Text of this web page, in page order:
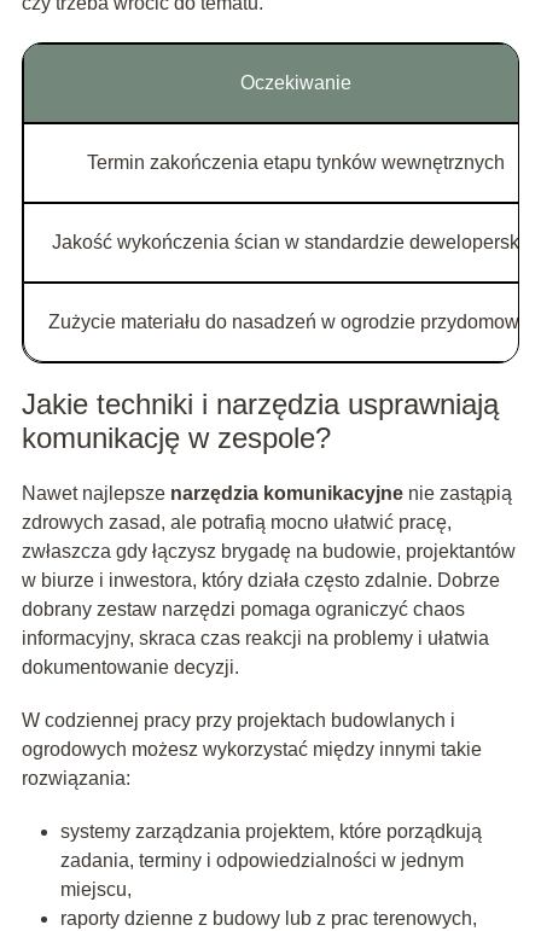
Oczekiwanie
Termin zakończenia etapu tynków wewnętrznych
Jakość wykończenia ścian w standardzie deweloperskim
Zużycie materiału do nasadzeń w ogrodzie
Jakie techniki i narzędzia usprawniają
komunikację w zespole?
Nawet najlepsze narzędzia komunikacyjnenie zastąpią
zdrowych zasad, ale potrafią mocno ułatwić pracę,
zwłaszcza gdy łączysz brygadę na budowie, projektantów
w biurze i inwestora, który działa często zdalnie. Dobrze
dobrany zestaw narzędzi pomaga ograniczyć chaos
informacyjny, skraca czas reakcji na problemy i ułatwia
dokumentowanie decyzji.
W codziennej pracy przy projektach budowlanych i
ogrodowych możesz wykorzystać między innymi takie
rozwiązania:
systemy zarządzania projektem, które porządkują
zadania, terminy i odpowiedzialności w jednym
miejscu,
raporty dzienne z budowy lub z prac terenowych,